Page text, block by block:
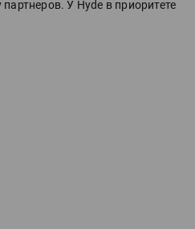
У Hyde в приоритете